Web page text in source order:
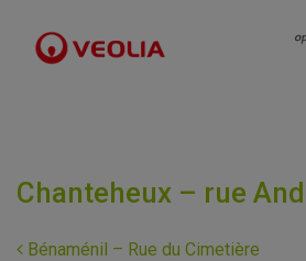
Chanteheux – rue
Navigation
Bénaménil – Rue du Cimetière